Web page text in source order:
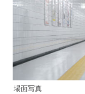
場面写真